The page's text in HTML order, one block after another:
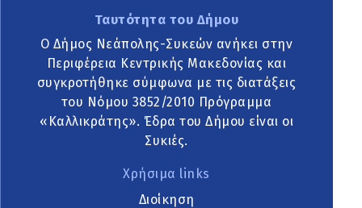
Ταυτότητα του Δήμου
Ο Δήμος Νεάπολης-Συκεών ανήκει στην
Περιφέρεια Κεντρικής Μακεδονίας και
συγκροτήθηκε σύμφωνα με τις διατάξεις
του Νόμου 3852/2010 Πρόγραμμα
«Καλλικράτης». Έδρα του Δήμου είναι οι
Συκιές.
Χρήσιμα links
Διοίκηση